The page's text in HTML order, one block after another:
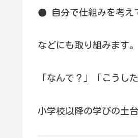
● 自分で仕組みを考え
などにも取り組みます。
「なんで？」「こうし
小学校以降の学びの土